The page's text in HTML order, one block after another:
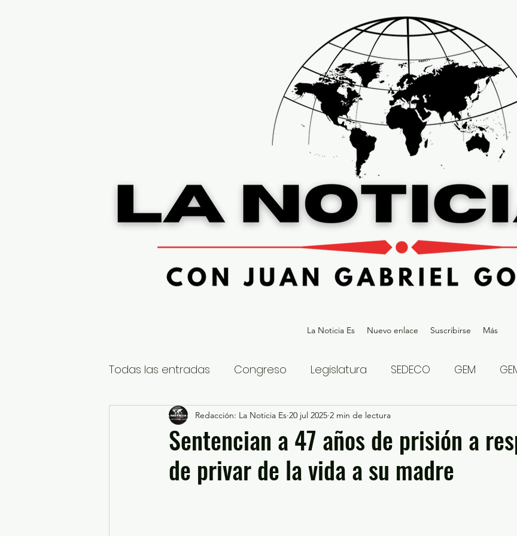
La Noticia Es Nuevo enlace Suscribirse Más
Todas las entradas Congreso Legislatura SEDECO GEM
Nacional Estatal Gubernatura Edoméx 2023
Educación y Cultura Seguridad y Justicia Denuncia Ciudadana
Sentencian a 47 años de prisión a
de privar de la vida a su madre
Redacción: La Noticia Es 20 jul 2025 2 min de lectura